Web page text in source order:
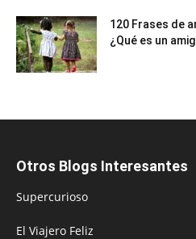
120 Frases de
¿Qué es un
Otros Blogs Interesantes
Supercurioso
El Viajero Feliz